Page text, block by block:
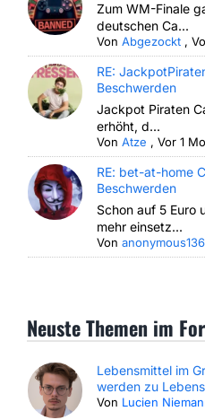
Zum WM-Finale
deutschen Ca...
VonAbgezockt ,
RE:
Beschwerden
Jackpot Piraten
erhöht, d...
VonAtze ,Vor 1
RE: bet-at-home
Beschwerden
Schon auf 5 Euro
mehr einsetz...
Von
Neuste Themen im
Lebensmittel im
werden zu
Von Lucien